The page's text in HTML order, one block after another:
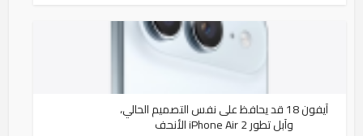
آيفون 18 قد يحافظ على نفس التصميم الحالي،
وآبل تطور iPhone Air 2 الأنحف